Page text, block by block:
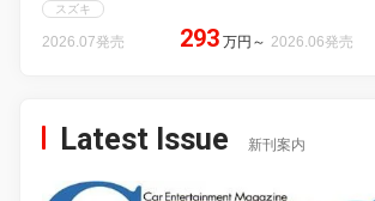
スズキ
2026.07発売 293 万円 ～ 2026.06発売
Latest Issue 新刊案内